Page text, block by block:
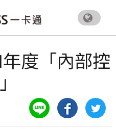
.
年度「內部控